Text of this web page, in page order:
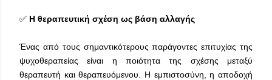
✅ Η θεραπευτική σχέση ως βάση αλλαγής
Ένας από τους σημαντικότερους παράγοντες επιτυχίας της
ψυχοθεραπείας είναι η ποιότητα της σχέσης μεταξύ
θεραπευτή και θεραπευόμενου. Η εμπιστοσύνη, η αποδοχή